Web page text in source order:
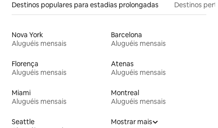
Destinos populares para estadias prolongadas Destinos
Nova York
Aluguéis mensais
Barcelona
Aluguéis mensais
Florença
Aluguéis mensais
Atenas
Aluguéis mensais
Miami
Aluguéis mensais
Montreal
Aluguéis mensais
Seattle
Mostrar mais